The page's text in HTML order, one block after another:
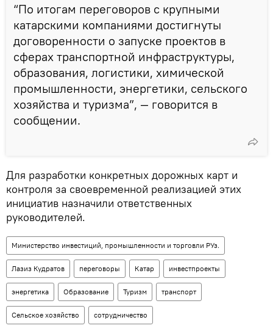
“По итогам переговоров с крупными
катарскими компаниями достигнуты
договоренности о запуске проектов в
сферах транспортной инфраструктуры,
образования, логистики, химической
промышленности, энергетики, сельского
хозяйства и туризма”, — говорится в
сообщении.
Для разработки конкретных дорожных карт и
контроля за своевременной реализацией этих
инициатив назначили ответственных
руководителей.
Министерство инвестиций, промышленности и торговли РУз.
Лазиз Кудратов переговоры Катар инвестпроекты
энергетика Образование Туризм транспорт
Сельское хозяйство сотрудничество